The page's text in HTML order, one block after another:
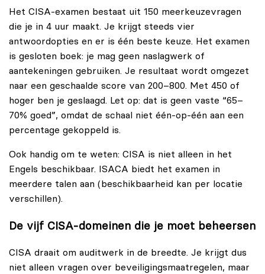
Het CISA-examen bestaat uit 150 meerkeuzevragen
die je in 4 uur maakt. Je krijgt steeds vier
antwoordopties en er is één beste keuze. Het examen
is gesloten boek: je mag geen naslagwerk of
aantekeningen gebruiken. Je resultaat wordt omgezet
naar een geschaalde score van 200–800. Met 450 of
hoger ben je geslaagd. Let op: dat is geen vaste “65–
70% goed”, omdat de schaal niet één-op-één aan een
percentage gekoppeld is.
Ook handig om te weten: CISA is niet alleen in het
Engels beschikbaar. ISACA biedt het examen in
meerdere talen aan (beschikbaarheid kan per locatie
verschillen).
De vijf CISA-domeinen die je moet beheersen
CISA draait om auditwerk in de breedte. Je krijgt dus
niet alleen vragen over beveiligingsmaatregelen, maar